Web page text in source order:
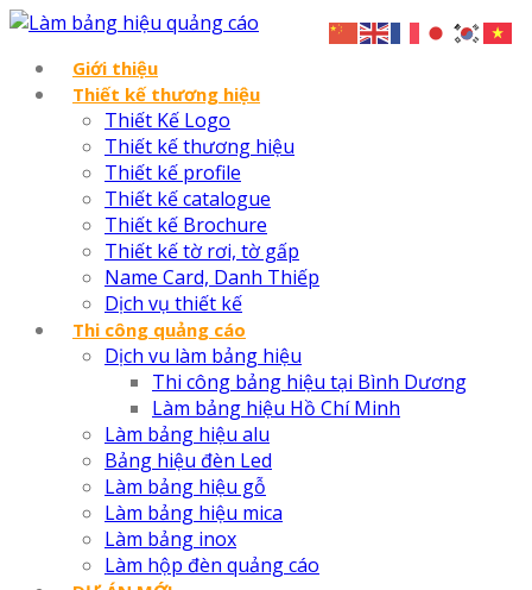
Giới thiệu
Thiết kế thương hiệu
Thiết Kế Logo
Thiết kế thương hiệu
Thiết kế profile
Thiết kế catalogue
Thiết kế Brochure
Thiết kế tờ rơi, tờ gấp
Name Card, Danh Thiếp
Dịch vụ thiết kế
Thi công quảng cáo
Dịch vu làm bảng hiệu
Thi công bảng hiệu tại Bình Dương
Làm bảng hiệu Hồ Chí Minh
Làm bảng hiệu alu
Bảng hiệu đèn Led
Làm bảng hiệu gỗ
Làm bảng hiệu mica
Làm bảng inox
Làm hộp đèn quảng cáo